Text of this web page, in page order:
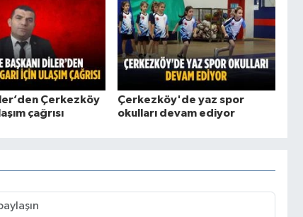
Çerkezköy
çağrısı
Çerkezköy'de yaz spor
okulları devam ediyor